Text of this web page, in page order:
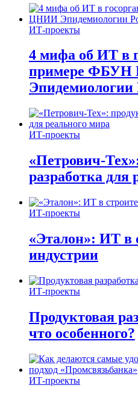
ИТ-проекты
4 мифа об ИТ в
примере
Эпидемиологии
ИТ-проекты
«Петрович-
разработка для
ИТ-проекты
«Эталон»: ИТ в
индустрии
ИТ-проекты
Продуктовая
что особенного?
ИТ-проекты